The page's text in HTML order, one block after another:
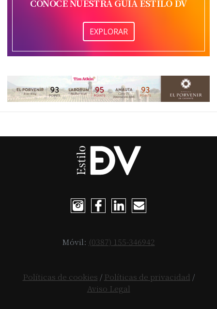
CONOCÉ NUESTRA GUÍA ESTILO DV
EXPLORAR
Móvil: (0387) 155-346942
Políticas de cookies / Políticas de privacidad /
Aviso Legal